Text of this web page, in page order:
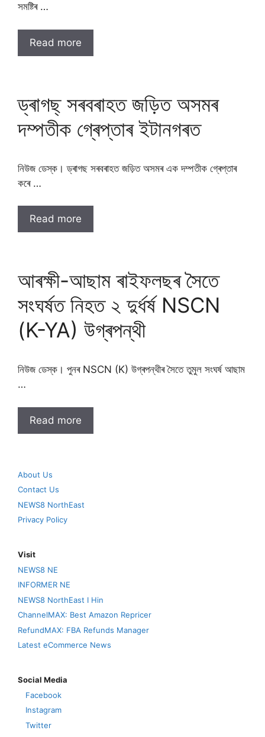
সমষ্টিৰ …
Read more
ড্ৰাগছ্ সৰবৰাহত জড়িত অসমৰ
দম্পতীক গ্ৰেপ্তাৰ ইটানগৰত
নিউজ ডেস্ক। ড্ৰাগছ সৰবৰাহত জড়িত অসমৰ এক দম্পতীক গ্ৰেপ্তাৰ
কৰে …
Read more
আৰক্ষী-আছাম ৰাইফলছৰ সৈতে
সংঘৰ্ষত নিহত ২ দুৰ্ধৰ্ষ NSCN
(K-YA) উগ্ৰপন্থী
নিউজ ডেস্ক। পুনৰ NSCN (K) উগ্ৰপন্থীৰ সৈতে তুমুল সংঘৰ্ষ আছাম
…
Read more
About Us
Contact Us
NEWS8 NorthEast
Privacy Policy
Visit
NEWS8 NE
INFORMER NE
NEWS8 NorthEast I Hin
ChannelMAX: Best Amazon Repricer
RefundMAX: FBA Refunds Manager
Latest eCommerce News
Social Media
Facebook
Instagram
Twitter